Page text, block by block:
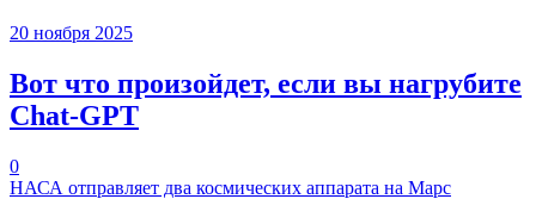
20 ноября 2025
Вот что произойдет, если вы нагрубите
Chаt-GPT
0
НАСА отправляет два космических аппарата на Марс